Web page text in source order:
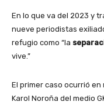
En lo que va del 2023 y
nueve periodistas
refugio como “la
vive.”
El primer caso ocurrió
Karol Noroña del medio